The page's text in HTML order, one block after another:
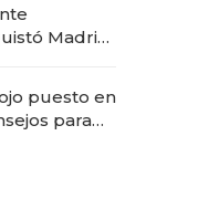
Madrid:
apertura
puesto en
para